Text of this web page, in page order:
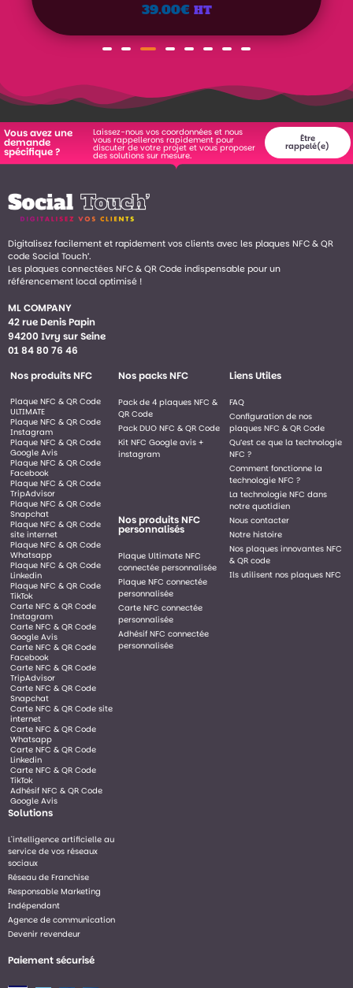
39.00€ HT
Vous avez une
demande
spécifique ?
Laissez-nous vos coordonnées et nous
vous rappellerons rapidement pour
discuter de votre projet et vous proposer
des solutions sur mesure.
Être
rappelé(e)
Digitalisez facilement et rapidement vos clients avec les plaques NFC & QR
code Social Touch’.
Les plaques connectées NFC & QR Code indispensable pour un
référencement local optimisé !
ML COMPANY
42 rue Denis Papin
94200 Ivry sur Seine
01 84 80 76 46
Nos produits NFC
Plaque NFC & QR Code
ULTIMATE
Plaque NFC & QR Code
Instagram
Plaque NFC & QR Code
Google Avis
Plaque NFC & QR Code
Facebook
Plaque NFC & QR Code
TripAdvisor
Plaque NFC & QR Code
Snapchat
Plaque NFC & QR Code
site internet
Plaque NFC & QR Code
Whatsapp
Plaque NFC & QR Code
Linkedin
Plaque NFC & QR Code
TikTok
Carte NFC & QR Code
Instagram
Carte NFC & QR Code
Google Avis
Carte NFC & QR Code
Facebook
Carte NFC & QR Code
TripAdvisor
Carte NFC & QR Code
Snapchat
Carte NFC & QR Code site
internet
Carte NFC & QR Code
Whatsapp
Carte NFC & QR Code
Linkedin
Carte NFC & QR Code
TikTok
Adhésif NFC & QR Code
Google Avis
Nos packs NFC
Pack de 4 plaques NFC &
QR Code
Pack DUO NFC & QR Code
Kit NFC Google avis +
instagram
Nos produits NFC
personnalisés
Plaque Ultimate NFC
connectée personnalisée
Plaque NFC connectée
personnalisée
Carte NFC connectée
personnalisée
Adhésif NFC connectée
personnalisée
Liens Utiles
FAQ
Configuration de nos
plaques NFC & QR Code
Qu’est ce que la technologie
NFC ?
Comment fonctionne la
technologie NFC ?
La technologie NFC dans
notre quotidien
Nous contacter
Notre histoire
Nos plaques innovantes NFC
& QR code
Ils utilisent nos plaques NFC
Solutions
L'intelligence artificielle au
service de vos réseaux
sociaux
Réseau de Franchise
Responsable Marketing
Indépendant
Agence de communication
Devenir revendeur
Paiement sécurisé